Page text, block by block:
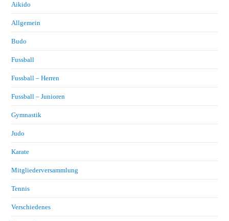
Aikido
Allgemein
Budo
Fussball
Fussball – Herren
Fussball – Junioren
Gymnastik
Judo
Karate
Mitgliederversammlung
Tennis
Verschiedenes